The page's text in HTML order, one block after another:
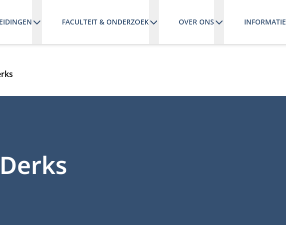
FACULTEIT & ONDERZOEK OVER ONS INFORMATIE